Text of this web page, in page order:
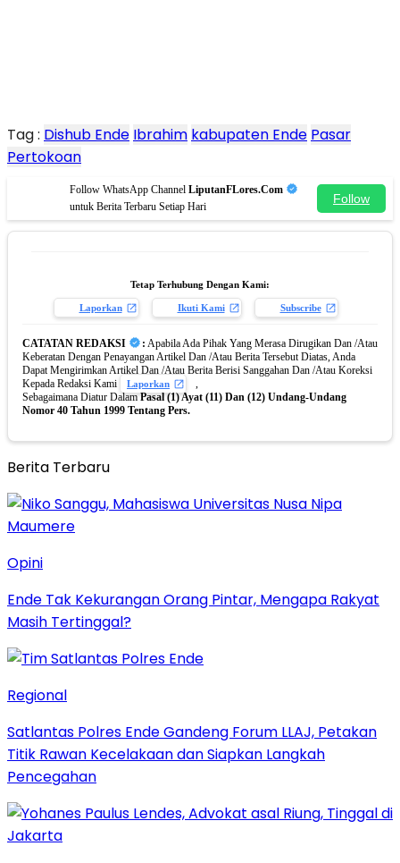
Tag : Dishub Ende Ibrahim kabupaten Ende Pasar
Pertokoan
Follow WhatsApp Channel LiputanFLores.Com
untuk Berita Terbaru Setiap Hari
Follow
Tetap Terhubung Dengan Kami:
Laporkan Ikuti Kami Subscribe
CATATAN REDAKSI : Apabila Ada Pihak Yang Merasa Dirugikan Dan /Atau
Keberatan Dengan Penayangan Artikel Dan /Atau Berita Tersebut Diatas, Anda
Dapat Mengirimkan Artikel Dan /Atau Berita Berisi Sanggahan Dan /Atau Koreksi
Kepada Redaksi Kami
Laporkan
,
Sebagaimana Diatur DalamPasal (1) Ayat (11) Dan (12) Undang-Undang
Nomor 40 Tahun 1999 Tentang Pers.
Berita Terbaru
Opini
Ende Tak Kekurangan Orang Pintar, Mengapa Rakyat
Masih Tertinggal?
Regional
Satlantas Polres Ende Gandeng Forum LLAJ, Petakan
Titik Rawan Kecelakaan dan Siapkan Langkah
Pencegahan